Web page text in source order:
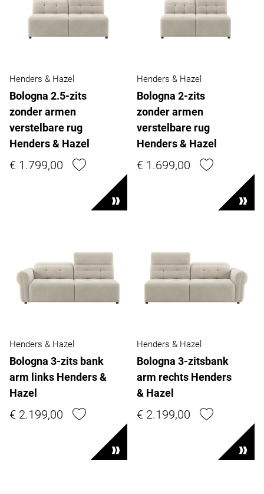
Henders & Hazel
Bologna 2.5-zits
zonder armen
verstelbare rug
Henders & Hazel
€ 1.799,00
Henders & Hazel
Bologna 2-zits
zonder armen
verstelbare rug
Henders & Hazel
€ 1.699,00
Henders & Hazel
Bologna 3-zits bank
arm links Henders &
Hazel
€ 2.199,00
Henders & Hazel
Bologna 3-zitsbank
arm rechts Henders
& Hazel
€ 2.199,00